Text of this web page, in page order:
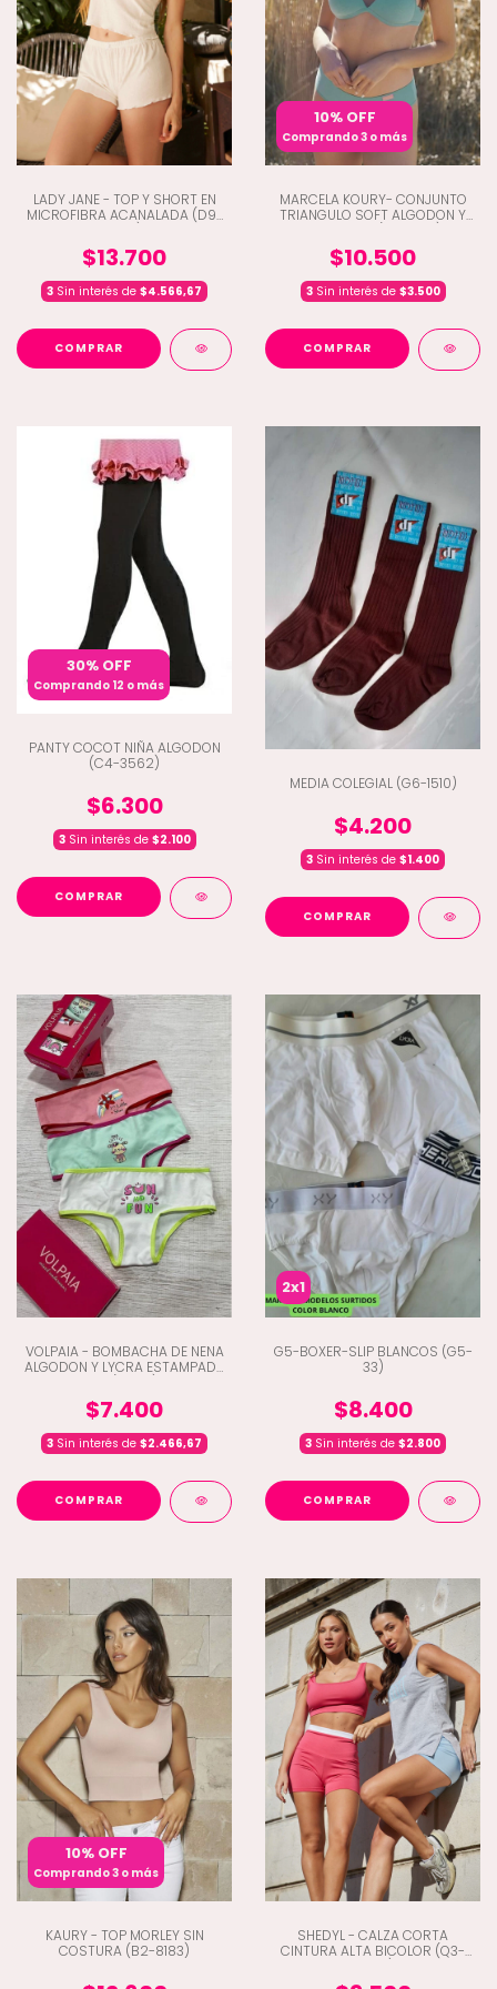
LADY JANE - TOP Y SHORT EN
MICROFIBRA ACANALADA (D9-
$13.700
3 Sin interés de $4.566,67
COMPRAR
10% OFF
Comprando 3 o más
MARCELA KOURY- CONJUNTO
TRIANGULO SOFT ALGODON Y
$10.500
3Sin interés de $3.500
COMPRAR
30% OFF
Comprando 12 o más
PANTY COCOT NIÑA ALGODON
(C4-3562)
$6.300
3Sin interés de $2.100
COMPRAR
MEDIA COLEGIAL (G6-1510)
$4.200
3 Sin interés de $1.400
COMPRAR
VOLPAIA - BOMBACHA DE NENA
ALGODON Y LYCRA ESTAMPADA
$7.400
3 Sin interés de $2.466,67
COMPRAR
2x1
G5-BOXER-SLIP BLANCOS (G5-
33)
$8.400
3 Sin interés de $2.800
COMPRAR
10% OFF
Comprando 3 o más
KAURY - TOP MORLEY SIN
COSTURA (B2-8183)
SHEDYL - CALZA CORTA
CINTURA ALTA BICOLOR (Q3-